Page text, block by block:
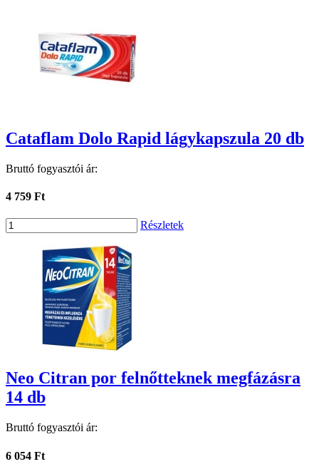
Cataflam Dolo Rapid lágykapszula 20 db
Bruttó fogyasztói ár:
4 759 Ft
Részletek
Neo Citran por felnőtteknek megfázásra
14 db
Bruttó fogyasztói ár:
6 054 Ft